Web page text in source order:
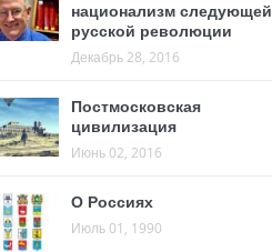
национализм следующей
русской революции
Декабрь 28, 2016
Постмосковская
цивилизация
Июнь 02, 2016
О Россиях
Июль 01, 1990